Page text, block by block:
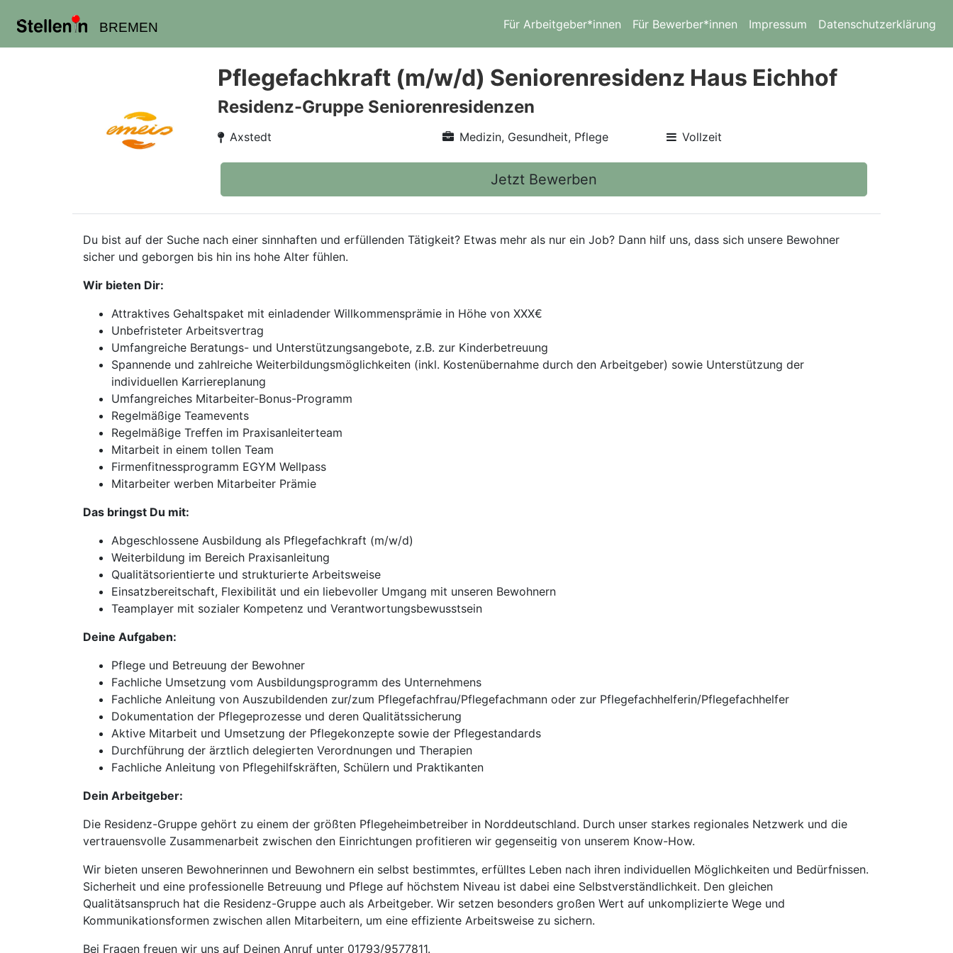
BREMEN Für Arbeitgeber*innen Für Bewerber*innen Impressum Datenschutzerklärung
Pflegefachkraft (m/w/d) Seniorenresidenz Haus Eichhof
Residenz-Gruppe Seniorenresidenzen
Axstedt Medizin, Gesundheit, Pflege Vollzeit
Jetzt Bewerben
Du bist auf der Suche nach einer sinnhaften und erfüllenden Tätigkeit? Etwas mehr als nur ein Job? Dann hilf uns, dass sich unsere Bewohner
sicher und geborgen bis hin ins hohe Alter fühlen.
Wir bieten Dir:
Attraktives Gehaltspaket mit einladender Willkommensprämie in Höhe von XXX€
Unbefristeter Arbeitsvertrag
Umfangreiche Beratungs- und Unterstützungsangebote, z.B. zur Kinderbetreuung
Spannende und zahlreiche Weiterbildungsmöglichkeiten (inkl. Kostenübernahme durch den Arbeitgeber) sowie Unterstützung der
individuellen Karriereplanung
Umfangreiches Mitarbeiter-Bonus-Programm
Regelmäßige Teamevents
Regelmäßige Treffen im Praxisanleiterteam
Mitarbeit in einem tollen Team
Firmenfitnessprogramm EGYM Wellpass
Mitarbeiter werben Mitarbeiter Prämie
Das bringst Du mit:
Abgeschlossene Ausbildung als Pflegefachkraft (m/w/d)
Weiterbildung im Bereich Praxisanleitung
Qualitätsorientierte und strukturierte Arbeitsweise
Einsatzbereitschaft, Flexibilität und ein liebevoller Umgang mit unseren Bewohnern
Teamplayer mit sozialer Kompetenz und Verantwortungsbewusstsein
Deine Aufgaben:
Pflege und Betreuung der Bewohner
Fachliche Umsetzung vom Ausbildungsprogramm des Unternehmens
Fachliche Anleitung von Auszubildenden zur/zum Pflegefachfrau/Pflegefachmann oder zur Pflegefachhelferin/Pflegefachhelfer
Dokumentation der Pflegeprozesse und deren Qualitätssicherung
Aktive Mitarbeit und Umsetzung der Pflegekonzepte sowie der Pflegestandards
Durchführung der ärztlich delegierten Verordnungen und Therapien
Fachliche Anleitung von Pflegehilfskräften, Schülern und Praktikanten
Dein Arbeitgeber:
Die Residenz-Gruppe gehört zu einem der größten Pflegeheimbetreiber in Norddeutschland. Durch unser starkes regionales Netzwerk und die
vertrauensvolle Zusammenarbeit zwischen den Einrichtungen profitieren wir gegenseitig von unserem Know-How.
Wir bieten unseren Bewohnerinnen und Bewohnern ein selbst bestimmtes, erfülltes Leben nach ihren individuellen Möglichkeiten und Bedürfnissen.
Sicherheit und eine professionelle Betreuung und Pflege auf höchstem Niveau ist dabei eine Selbstverständlichkeit. Den gleichen
Qualitätsanspruch hat die Residenz-Gruppe auch als Arbeitgeber. Wir setzen besonders großen Wert auf unkomplizierte Wege und
Kommunikationsformen zwischen allen Mitarbeitern, um eine effiziente Arbeitsweise zu sichern.
Bei Fragen freuen wir uns auf Deinen Anruf unter 01793/9577811.